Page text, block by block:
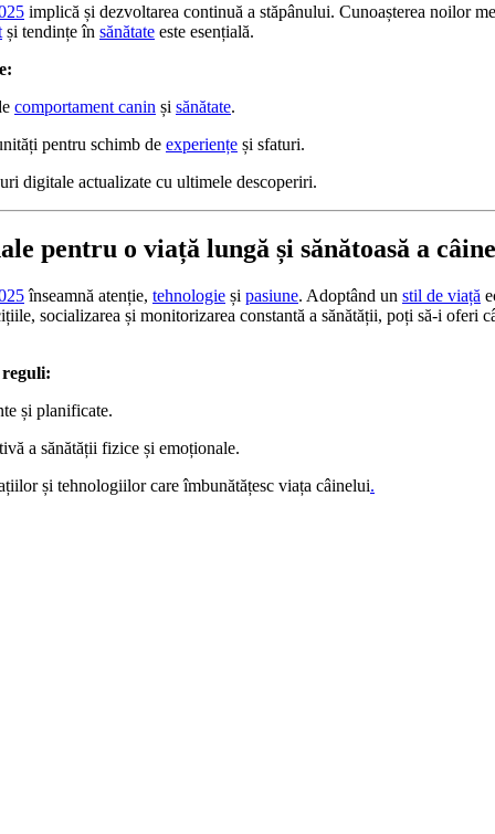
implică și dezvoltarea continuă a stăpânului. Cunoașterea noilor
și tendințe în sănătate este esențială.
comportament canin și sănătate.
pentru schimb de experiențe și sfaturi.
digitale actualizate cu ultimele descoperiri.
pentru o viață lungă și sănătoasă a
înseamnă atenție, tehnologie și pasiune. Adoptând un stil de viață
socializarea și monitorizarea constantă a sănătății, poți să-i oferi
și planificate.
a sănătății fizice și emoționale.
și tehnologiilor care îmbunătățesc viața câinelui.